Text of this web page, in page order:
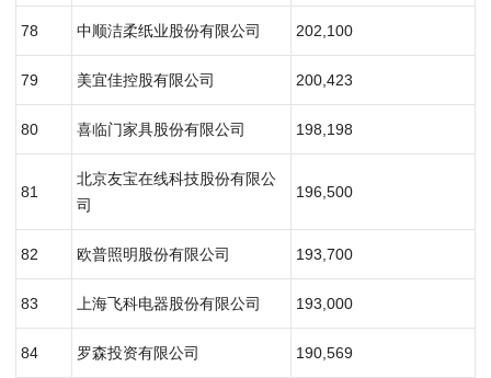
78 中顺洁柔纸业股份有限公司 202,100
79 美宜佳控股有限公司 200,423
80 喜临门家具股份有限公司 198,198
81
北京友宝在线科技股份有限公
司
196,500
82 欧普照明股份有限公司 193,700
83 上海飞科电器股份有限公司 193,000
84 罗森投资有限公司 190,569